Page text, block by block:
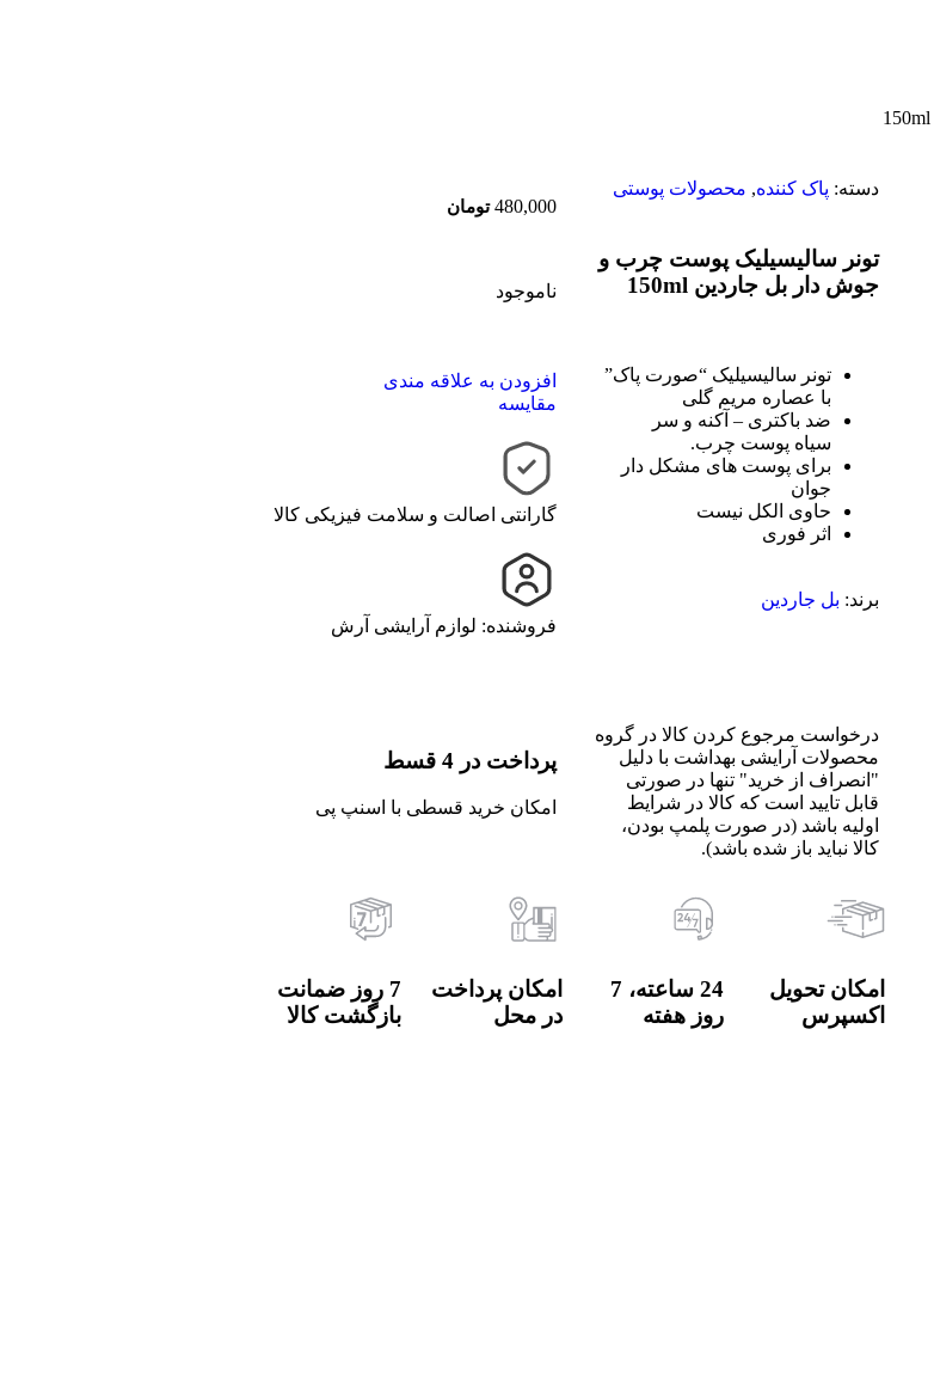
دسته: پاک کننده, محصولات پوستی
تونر سالیسیلیک پوست چرب و
جوش دار بل جاردین 150ml
تونر سالیسیلیک “صورت پاک”
با عصاره مریم گلی
ضد باکتری – آکنه و سر
سیاه پوست چرب.
برای پوست های مشکل دار
جوان
حاوی الکل نیست
اثر فوری
برند: بل جاردین
درخواست مرجوع کردن کالا در گروه
محصولات آرایشی بهداشت با دلیل
"انصراف از خرید" تنها در صورتی
قابل تایید است که کالا در شرایط
اولیه باشد (در صورت پلمپ بودن،
کالا نباید باز شده باشد).
480,000 تومان
ناموجود
افزودن به علاقه مندی
مقایسه
گارانتی اصالت و سلامت فیزیکی کالا
فروشنده: لوازم آرایشی آرش
پرداخت در 4 قسط
امکان خرید قسطی با اسنپ پی
امکان تحویل
اکسپرس
24 ساعته، 7
روز هفته
امکان پرداخت
در محل
7 روز ضمانت
بازگشت کالا